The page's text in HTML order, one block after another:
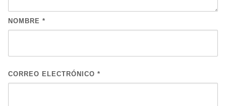
NOMBRE *
CORREO ELECTRÓNICO *